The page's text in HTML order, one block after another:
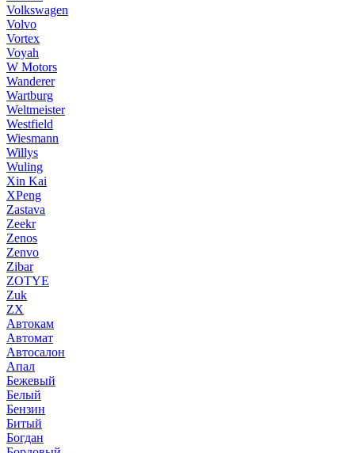
Volkswagen
Volvo
Vortex
Voyah
W Motors
Wanderer
Wartburg
Weltmeister
Westfield
Wiesmann
Willys
Wuling
Xin Kai
XPeng
Zastava
Zeekr
Zenos
Zenvo
Zibar
ZOTYE
Zuk
ZX
Автокам
Автомат
Автосалон
Апал
Бежевый
Белый
Бензин
Битый
Богдан